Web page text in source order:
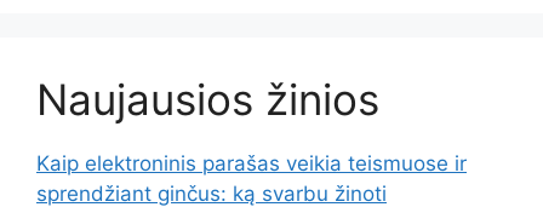
Naujausios žinios
Kaip elektroninis parašas veikia teismuose ir
sprendžiant ginčus: ką svarbu žinoti